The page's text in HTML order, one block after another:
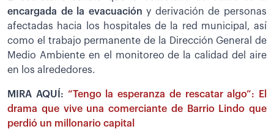
encargada de la evacuación y derivación de personas
afectadas hacia los hospitales de la red municipal, así
como el trabajo permanente de la Dirección General de
Medio Ambiente en el monitoreo de la calidad del aire
en los alrededores.
MIRA AQUÍ: “Tengo la esperanza de rescatar algo”: El
drama que vive una comerciante de Barrio Lindo que
perdió un millonario capital